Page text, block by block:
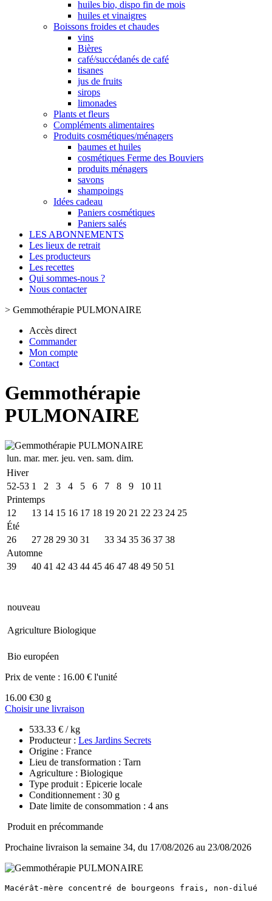
huiles bio, dispo fin de mois
huiles et vinaigres
Boissons froides et chaudes
vins
Bières
café/succédanés de café
tisanes
jus de fruits
sirops
limonades
Plants et fleurs
Compléments alimentaires
Produits cosmétiques/ménagers
baumes et huiles
cosmétiques Ferme des Bouviers
produits ménagers
savons
shampoings
Idées cadeau
Paniers cosmétiques
Paniers salés
LES ABONNEMENTS
Les lieux de retrait
Les producteurs
Les recettes
Qui sommes-nous ?
Nous contacter
> Gemmothérapie PULMONAIRE
Accès direct
Commander
Mon compte
Contact
Gemmothérapie
PULMONAIRE
lun. mar. mer. jeu. ven. sam. dim.
Hiver
52-53 1 2 3 4 5 6 7 8 9 10 11
Printemps
12
13 14 15 16 17 18 19 20 21 22 23 24 25
Été
26
27 28 29 30 31 33 34 35 36 37 38
Automne
39
40 41 42 43 44 45 46 47 48 49 50 51
nouveau
Agriculture Biologique
Bio européen
Prix de vente : 16.00 € l'unité
16.00 €30 g
Choisir une livraison
533.33 € / kg
Producteur : Les Jardins Secrets
Origine : France
Lieu de transformation : Tarn
Agriculture : Biologique
Type produit : Epicerie locale
Conditionnement : 30 g
Date limite de consommation : 4 ans
Produit en précommande
Prochaine livraison la semaine 34, du 17/08/2026 au 23/08/2026
Macérât-mère concentré de bourgeons frais, non-dilué